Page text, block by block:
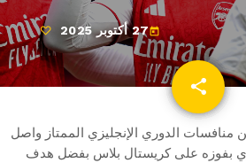
today27 أكتوبر 2025
share
email
منافسات الدوري الإنجليزي الممتاز واصل
بفوزه على كريستال بلاس بفضل هدف